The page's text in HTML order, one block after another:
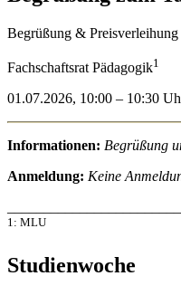
Begrüßung & Preisverleihung
Fachschaftsrat Pädagogik1
01.07.2026, 10:00 – 10:30
Informationen: Begrüßung
Anmeldung: Keine
1: MLU